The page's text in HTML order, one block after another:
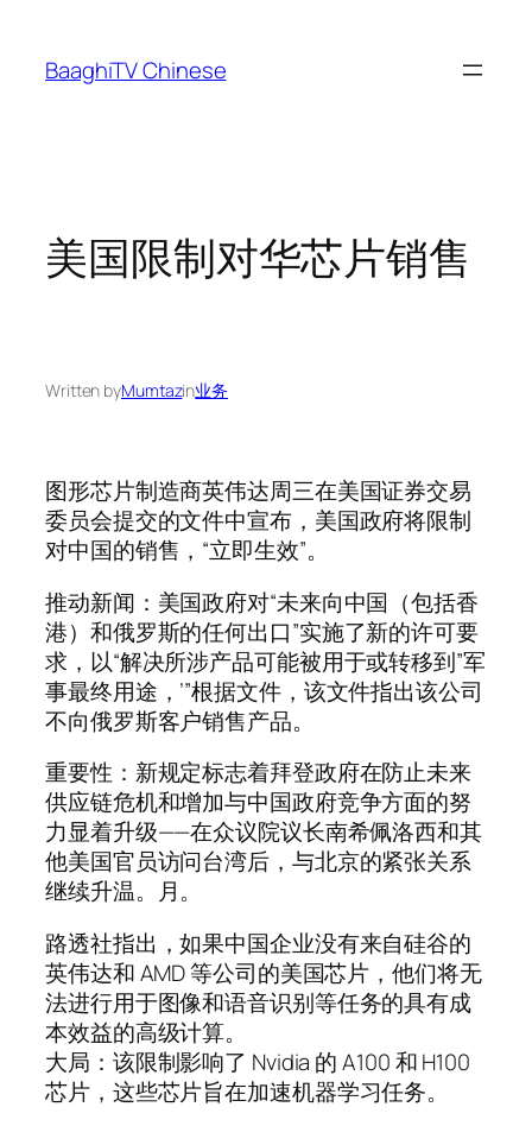
content
BaaghiTV Chinese
美国限制对华芯片销售
Written byMumtazin业务
图形芯片制造商英伟达周三在美国证券交易
委员会提交的文件中宣布，美国政府将限制
对中国的销售，“立即生效”。
推动新闻：美国政府对“未来向中国（包括香
港）和俄罗斯的任何出口”实施了新的许可要
求，以“解决所涉产品可能被用于或转移到”军
事最终用途，’”根据文件，该文件指出该公司
不向俄罗斯客户销售产品。
重要性：新规定标志着拜登政府在防止未来
供应链危机和增加与中国政府竞争方面的努
力显着升级——在众议院议长南希佩洛西和其
他美国官员访问台湾后，与北京的紧张关系
继续升温。月。
路透社指出，如果中国企业没有来自硅谷的
英伟达和 AMD 等公司的美国芯片，他们将无
法进行用于图像和语音识别等任务的具有成
本效益的高级计算。
大局：该限制影响了 Nvidia 的 A100 和 H100
芯片，这些芯片旨在加速机器学习任务。